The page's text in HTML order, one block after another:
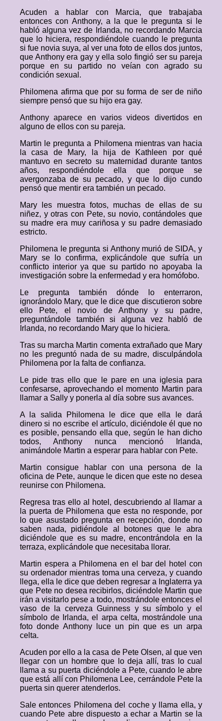
Acuden a hablar con Marcia, que trabajaba
entonces con Anthony, a la que le pregunta si le
habló alguna vez de Irlanda, no recordando Marcia
que lo hiciera, respondiéndole cuando le pregunta
si fue novia suya, al ver una foto de ellos dos juntos,
que Anthony era gay y ella solo fingió ser su pareja
porque en su partido no veían con agrado su
condición sexual.
Philomena afirma que por su forma de ser de niño
siempre pensó que su hijo era gay.
Anthony aparece en varios videos divertidos en
alguno de ellos con su pareja.
Martin le pregunta a Philomena mientras van hacia
la casa de Mary, la hija de Kathleen por qué
mantuvo en secreto su maternidad durante tantos
años, respondiéndole ella que porque se
avergonzaba de su pecado, y que lo dijo cundo
pensó que mentir era también un pecado.
Mary les muestra fotos, muchas de ellas de su
niñez, y otras con Pete, su novio, contándoles que
su madre era muy cariñosa y su padre demasiado
estricto.
Philomena le pregunta si Anthony murió de SIDA, y
Mary se lo confirma, explicándole que sufría un
conflicto interior ya que su partido no apoyaba la
investigación sobre la enfermedad y era homófobo.
Le pregunta también dónde lo enterraron,
ignorándolo Mary, que le dice que discutieron sobre
ello Pete, el novio de Anthony y su padre,
preguntándole también si alguna vez habló de
Irlanda, no recordando Mary que lo hiciera.
Tras su marcha Martin comenta extrañado que Mary
no les preguntó nada de su madre, disculpándola
Philomena por la falta de confianza.
Le pide tras ello que le pare en una iglesia para
confesarse, aprovechando el momento Martin para
llamar a Sally y ponerla al día sobre sus avances.
A la salida Philomena le dice que ella le dará
dinero si no escribe el artículo, diciéndole él que no
es posible, pensando ella que, según le han dicho
todos, Anthony nunca mencionó Irlanda,
animándole Martin a esperar para hablar con Pete.
Martin consigue hablar con una persona de la
oficina de Pete, aunque le dicen que este no desea
reunirse con Philomena.
Regresa tras ello al hotel, descubriendo al llamar a
la puerta de Philomena que esta no responde, por
lo que asustado pregunta en recepción, donde no
saben nada, pidiéndole al botones que le abra
diciéndole que es su madre, encontrándola en la
terraza, explicándole que necesitaba llorar.
Martin espera a Philomena en el bar del hotel con
su ordenador mientras toma una cerveza, y cuando
llega, ella le dice que deben regresar a Inglaterra ya
que Pete no desea recibirlos, diciéndole Martin que
irán a visitarlo pese a todo, mostrándole entonces el
vaso de la cerveza Guinness y su símbolo y el
símbolo de Irlanda, el arpa celta, mostrándole una
foto donde Anthony luce un pin que es un arpa
celta.
Acuden por ello a la casa de Pete Olsen, al que ven
llegar con un hombre que lo deja allí, tras lo cual
llama a su puerta diciéndole a Pete, cuando le abre
que está allí con Philomena Lee, cerrándole Pete la
puerta sin querer atenderlos.
Sale entonces Philomena del coche y llama ella, y
cuando Pete abre dispuesto a echar a Martin se la